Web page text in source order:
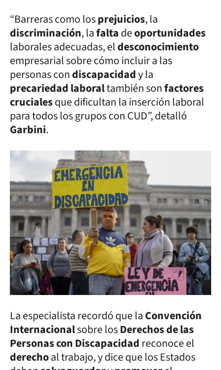
“Barreras como losprejuicios, la
discriminación, lafaltadeoportunidades
laborales adecuadas, eldesconocimiento
empresarial sobre cómo incluir a las
personas condiscapacidady la
precariedad laboraltambién sonfactores
crucialesque dificultan la inserción laboral
para todos los grupos con CUD”, detalló
Garbini.
La especialista recordó que laConvención
Internacionalsobre losDerechos de las
Personas con Discapacidadreconoce el
derechoal trabajo, y dice que los Estados